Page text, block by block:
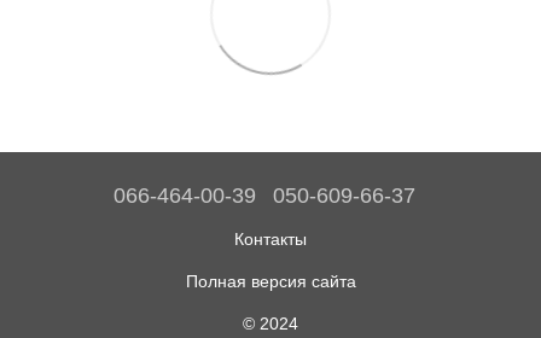
066-464-00-39 050-609-66-37
Контакты
Полная версия сайта
© 2024